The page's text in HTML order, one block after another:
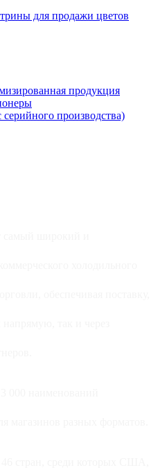
для продажи цветов
продукция
производства)